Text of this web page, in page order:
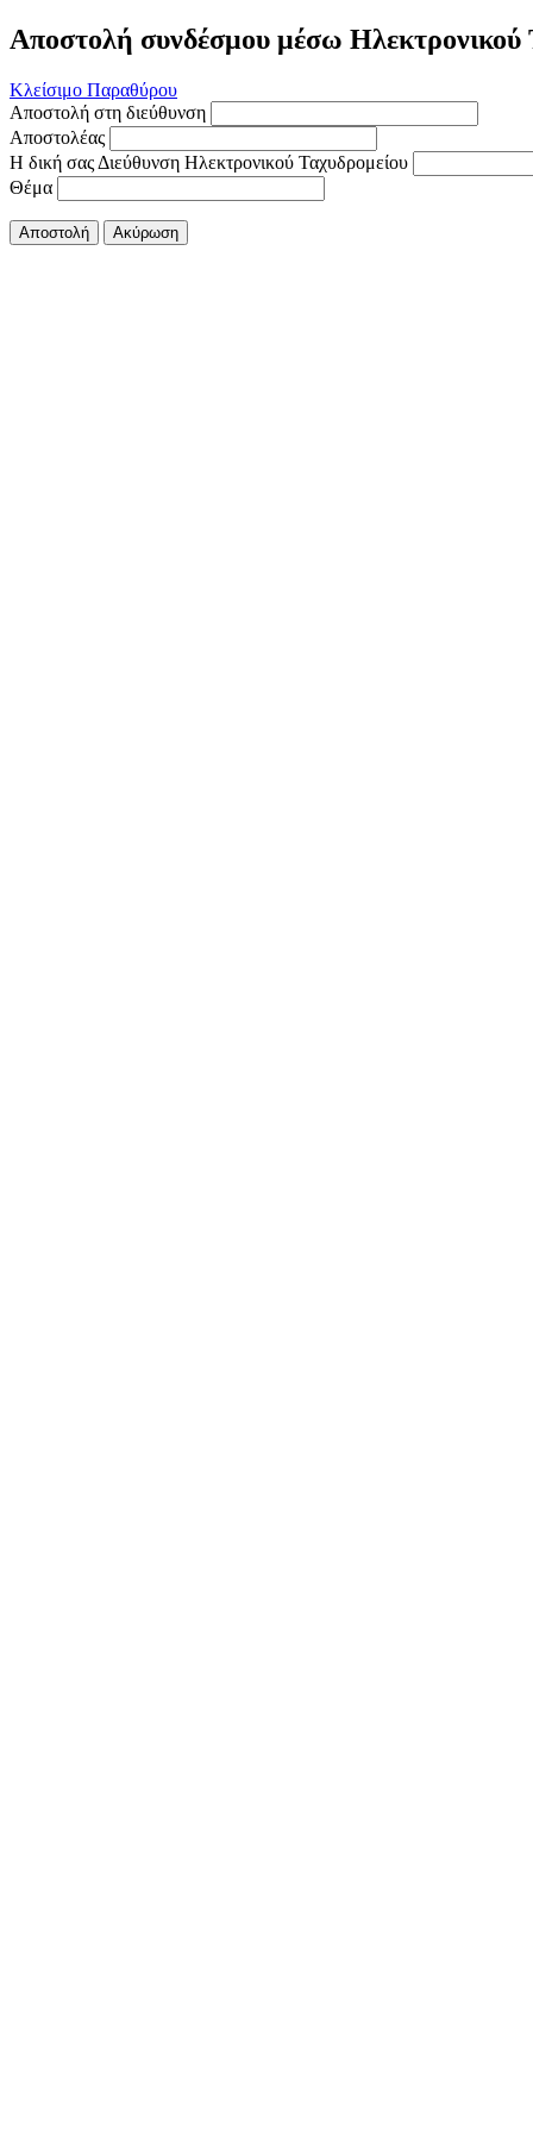
Αποστολή συνδέσμου μέσω Ηλεκτρονικού
Κλείσιμο Παραθύρου
Αποστολή στη διεύθυνση
Αποστολέας
Η δική σας Διεύθυνση Ηλεκτρονικού Ταχυδρομείου
Θέμα
Αποστολή Ακύρωση